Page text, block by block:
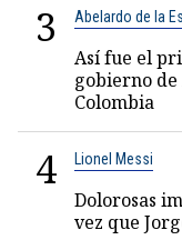
3 Abelardo de la
Así fue el
gobierno
Colombia
4 Lionel Messi
Dolorosas
vez que